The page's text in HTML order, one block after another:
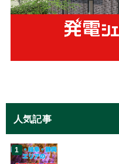
人気記事